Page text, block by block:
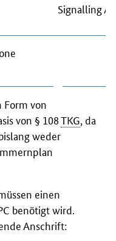
Signalling
Form von
von § 108TKG , da
weder
einen
benötigt wird.
Anschrift: